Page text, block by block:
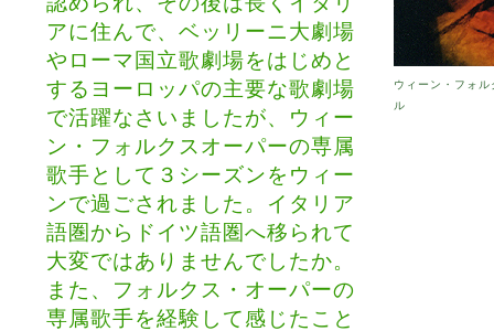
アに住んで、ベッリーニ大劇場
やローマ国立歌劇場をはじめと
するヨーロッパの主要な歌劇場
で活躍なさいましたが、ウィー
ン・フォルクスオーパーの専属
歌手として３シーズンをウィー
ンで過ごされました。イタリア
語圏からドイツ語圏へ移られて
大変ではありませんでしたか。
また、フォルクス・オーパーの
専属歌手を経験して感じたこと
ウィーン・フォ
ル